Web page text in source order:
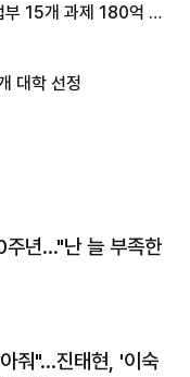
부 15개 과제 180억 지
대학 선정
주년…"난 늘 부족한
줘"…진태현, '이숙